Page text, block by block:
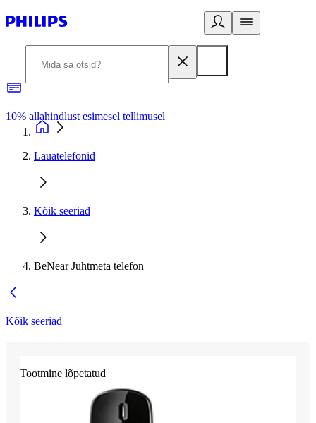
10% allahindlust esimesel tellimusel
Lauatelefonid
Kõik seeriad
BeNear Juhtmeta telefon
Kõik seeriad
Tootmine lõpetatud